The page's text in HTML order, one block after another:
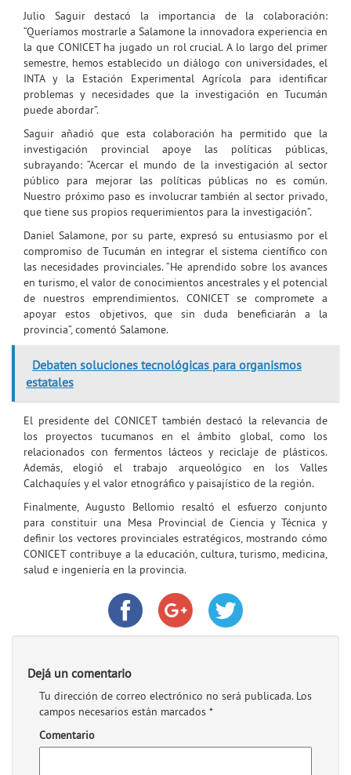
Julio Saguir destacó la importancia de la colaboración:
“Queríamos mostrarle a Salamone la innovadora experiencia en
la que CONICET ha jugado un rol crucial. A lo largo del primer
semestre, hemos establecido un diálogo con universidades, el
INTA y la Estación Experimental Agrícola para identificar
problemas y necesidades que la investigación en Tucumán
puede abordar”.
Saguir añadió que esta colaboración ha permitido que la
investigación provincial apoye las políticas públicas,
subrayando: “Acercar el mundo de la investigación al sector
público para mejorar las políticas públicas no es común.
Nuestro próximo paso es involucrar también al sector privado,
que tiene sus propios requerimientos para la investigación”.
Daniel Salamone, por su parte, expresó su entusiasmo por el
compromiso de Tucumán en integrar el sistema científico con
las necesidades provinciales. “He aprendido sobre los avances
en turismo, el valor de conocimientos ancestrales y el potencial
de nuestros emprendimientos. CONICET se compromete a
apoyar estos objetivos, que sin duda beneficiarán a la
provincia”, comentó Salamone.
Debaten soluciones tecnológicas para organismos
estatales
El presidente del CONICET también destacó la relevancia de
los proyectos tucumanos en el ámbito global, como los
relacionados con fermentos lácteos y reciclaje de plásticos.
Además, elogió el trabajo arqueológico en los Valles
Calchaquíes y el valor etnográfico y paisajístico de la región.
Finalmente, Augusto Bellomio resaltó el esfuerzo conjunto
para constituir una Mesa Provincial de Ciencia y Técnica y
definir los vectores provinciales estratégicos, mostrando cómo
CONICET contribuye a la educación, cultura, turismo, medicina,
salud e ingeniería en la provincia.
Dejá un comentario
Tu dirección de correo electrónico no será publicada.Los
campos necesarios están marcados *
Comentario